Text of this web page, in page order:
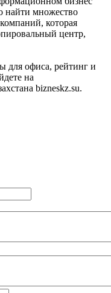
найти множество
которая
центр,
для офиса, рейтинг и
на
bizneskz.su.